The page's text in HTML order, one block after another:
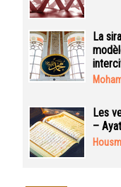
La
Les
–